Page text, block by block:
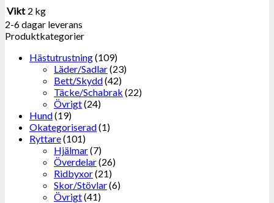
Vikt 2 kg
2-6 dagar leverans
Produktkategorier
Hästutrustning(109)
Läder/Sadlar(23)
Bett/Skydd(42)
Täcke/Schabrak (22)
Övrigt(24)
Hund(19)
Okategoriserad(1)
Ryttare(101)
Hjälmar(7)
Överdelar(26)
Ridbyxor(21)
Skor/Stövlar(6)
Övrigt(41)